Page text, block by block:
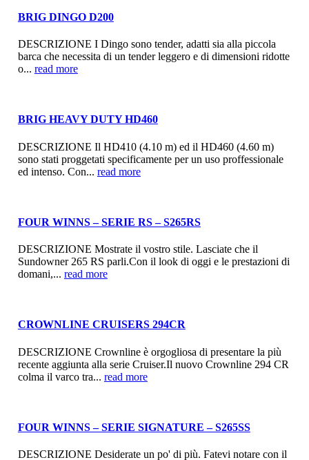
BRIG DINGO D200
DESCRIZIONE I Dingo sono tender, adatti sia alla piccola
barca che necessita di un tender leggero e di dimensioni ridotte
o... read more
BRIG HEAVY DUTY HD460
DESCRIZIONE Il HD410 (4.10 m) ed il HD460 (4.60 m)
sono stati proggetati specificamente per un uso proffessionale
ed intenso. Con... read more
FOUR WINNS – SERIE RS – S265RS
DESCRIZIONE Mostrate il vostro stile. Lasciate che il
Sundowner 265 RS parli.Con il look di oggi e le prestazioni di
domani,... read more
CROWNLINE CRUISERS 294CR
DESCRIZIONE Crownline è orgogliosa di presentare la più
recente aggiunta alla serie Cruiser.Il nuovo Crownline 294 CR
colma il varco tra... read more
FOUR WINNS – SERIE SIGNATURE – S265SS
DESCRIZIONE Desiderate un po' di più. Fatevi notare con il